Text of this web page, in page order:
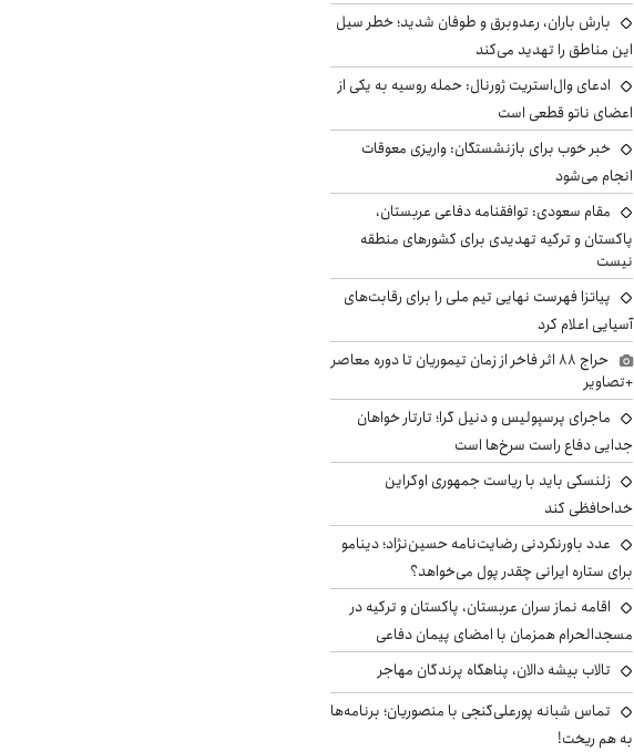
بارش باران، رعدوبرق و طوفان شدید؛ خطر سیل
این مناطق را تهدید می‌کند
ادعای وال‌استریت ژورنال: حمله روسیه به یکی از
اعضای ناتو قطعی است
خبر خوب برای بازنشستگان: واریزی معوقات
انجام می‌شود
مقام سعودی: توافقنامه دفاعی عربستان،
پاکستان و ترکیه تهدیدی برای کشورهای منطقه
نیست
پیاتزا فهرست نهایی تیم ملی را برای رقابت‌های
آسیایی اعلام کرد
حراج ۸۸ اثر فاخر از زمان تیموریان تا دوره معاصر
+تصاویر
ماجرای پرسپولیس و دنیل گرا؛ تارتار خواهان
جدایی دفاع راست سرخ‌ها است
زلنسکی باید با ریاست جمهوری اوکراین
خداحافظی کند
عدد باورنکردنی رضایت‌نامه حسین‌نژاد؛ دینامو
برای ستاره ایرانی چقدر پول می‌خواهد؟
اقامه نماز سران عربستان، پاکستان و ترکیه در
مسجدالحرام همزمان با امضای پیمان دفاعی
تالاب بیشه دالان، پناهگاه پرندگان مهاجر
تماس شبانه پورعلی‌گنجی با منصوریان؛ برنامه‌ها
به هم ریخت!